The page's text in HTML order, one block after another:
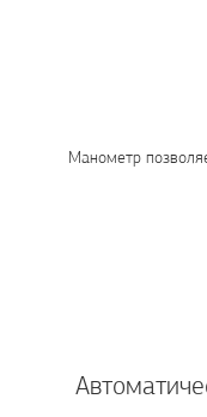
Манометр